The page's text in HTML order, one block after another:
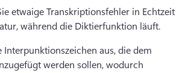
etwaige Transkriptionsfehler in Echtzeit
während die Diktierfunktion läuft.
Interpunktionszeichen aus, die dem
werden sollen, wodurch